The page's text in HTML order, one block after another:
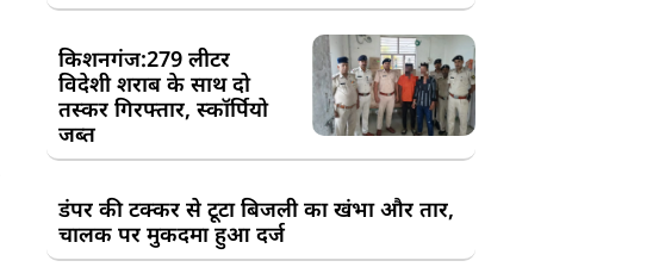
किशनगंज:279 लीटर
विदेशी शराब के साथ दो
तस्कर गिरफ्तार, स्कॉर्पियो
जब्त
डंपर की टक्कर से टूटा बिजली का खंभा और तार,
चालक पर मुकदमा हुआ दर्ज